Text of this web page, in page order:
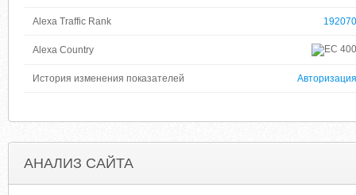
Alexa Traffic Rank 192070
Alexa Country 400
История изменения показателей Авторизация
АНАЛИЗ САЙТА